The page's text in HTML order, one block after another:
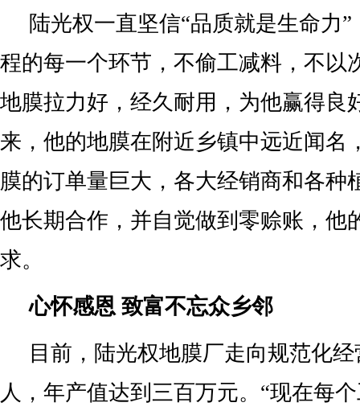
陆光权一直坚信“品质就是生命力
程的每一个环节，不偷工减料，不以
地膜拉力好，经久耐用，为他赢得良
来，他的地膜在附近乡镇中远近闻名
膜的订单量巨大，各大经销商和各种
他长期合作，并自觉做到零赊账，他
求。
心怀感恩 致富不忘众乡邻
目前，陆光权地膜厂走向规范化
人，年产值达到三百万元。“现在每